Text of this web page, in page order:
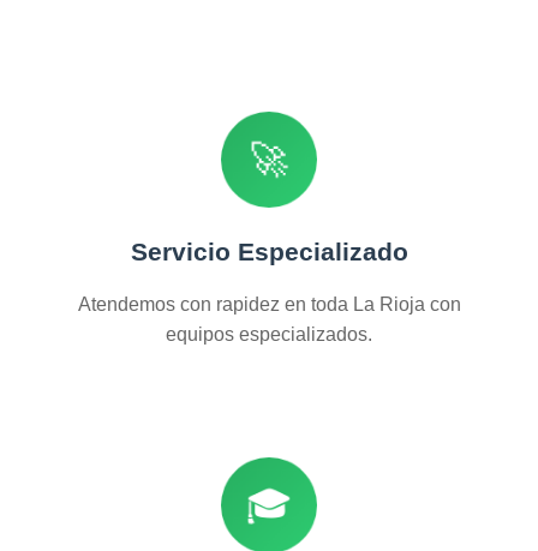
🚀
Servicio Especializado
Atendemos con rapidez en toda La Rioja con
equipos especializados.
🎓